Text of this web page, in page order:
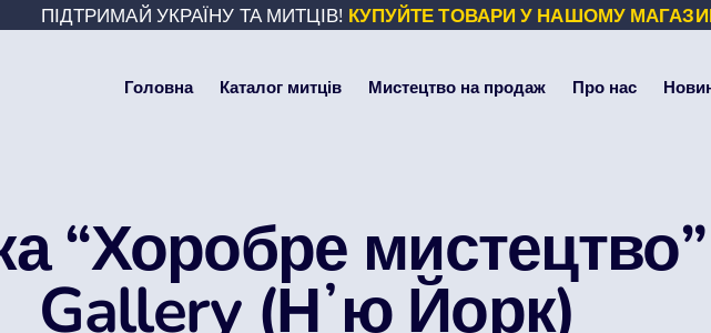
ПІДТРИМАЙ УКРАЇНУ ТА МИТЦІВ! КУПУЙТЕ ТОВАРИ У НАШОМУ
Головна Каталог митців Мистецтво на продаж Про нас
“Хоробре
Gallery (Нʼю Йорк)